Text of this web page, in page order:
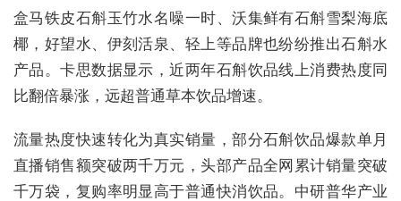
盒马铁皮石斛玉竹水名噪一时、沃集鲜有石斛雪梨海底
椰，好望水、伊刻活泉、轻上等品牌也纷纷推出石斛水
产品。卡思数据显示，近两年石斛饮品线上消费热度同
比翻倍暴涨，远超普通草本饮品增速。
流量热度快速转化为真实销量，部分石斛饮品爆款单月
直播销售额突破两千万元，头部产品全网累计销量突破
千万袋，复购率明显高于普通快消饮品。中研普华产业